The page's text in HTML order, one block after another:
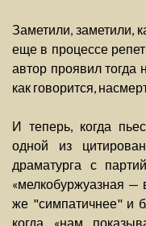
Заметили, заметили,
еще в процессе
автор проявил тогда
как говорится,
И теперь, когда
одной из
драматурга с
«мелкобуржуазная
же "симпатичнее" и
когда «нам